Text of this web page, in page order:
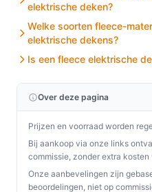
elektrische deken?
Welke soorten fleece-
elektrische dekens?
Is een fleece elektrische
Over deze pagina
Prijzen en voorraad worden
Bij aankoop via onze links
commissie, zonder extra kosten
Onze aanbevelingen zijn
beoordelingen, niet op